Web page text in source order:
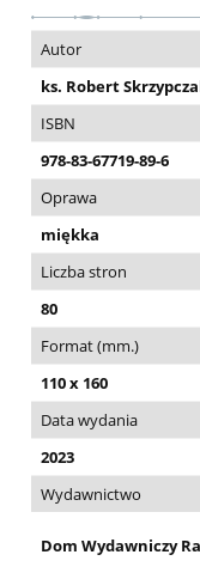
Autor
ks. Robert
ISBN
978-83-67719-89-6
Oprawa
miękka
Liczba stron
80
Format (mm.)
110 x 160
Data wydania
2023
Wydawnictwo
Dom Wydawniczy